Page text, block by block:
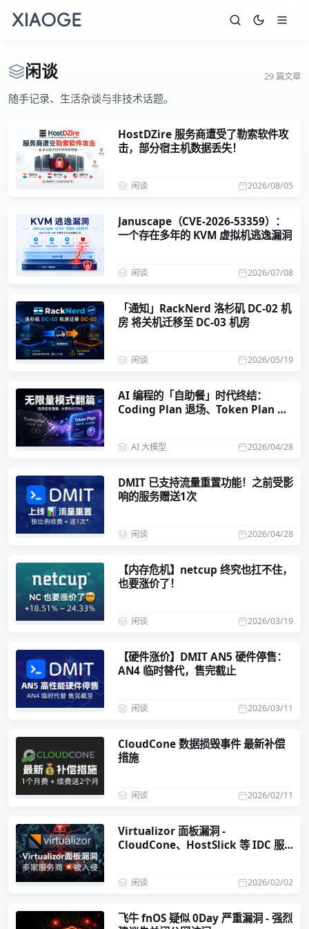
闲谈 29 篇文章
随手记录、生活杂谈与非技术话题。
HostDZire 服务商遭受了勒索软件攻
击，部分宿主机数据丢失！
2026/08/05
闲谈
Januscape（CVE-2026-53359）：
一个存在多年的 KVM 虚拟机逃逸漏洞
2026/07/08
闲谈
「通知」RackNerd 洛杉矶 DC-02 机
房 将关机迁移至 DC-03 机房
2026/05/19
闲谈
AI 编程的「自助餐」时代终结：
Coding Plan 退场、Token Plan 成
2026/04/28
AI 大模型
DMIT 已支持流量重置功能！之前受影
响的服务赠送1次
2026/04/28
闲谈
【内存危机】netcup 终究也扛不住，
也要涨价了！
2026/03/19
闲谈
【硬件涨价】DMIT AN5 硬件停售：
AN4 临时替代，售完截止
2026/03/11
闲谈
CloudCone 数据损毁事件 最新补偿
措施
2026/02/11
闲谈
Virtualizor 面板漏洞 -
CloudCone、HostSlick 等 IDC 服
2026/02/02
闲谈
飞牛 fnOS 疑似 0Day 严重漏洞 - 强烈